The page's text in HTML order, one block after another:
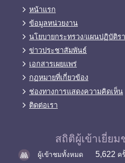
หน้าแรก
ข้อมูลหน่วยงาน
นโยบายกระทรวง/แผนปฏิบัติร
ข่าวประชาสัมพันธ์
เอกสารเผยแพร่
กฏหมายที่เกี่ยวข้อง
ช่องทางการแสดงความคิดเห็น
ติดต่อเรา
สถิติผู้เข้าเยี่ยม
ผู้เข้าชมทั้งหมด 5,622 ค